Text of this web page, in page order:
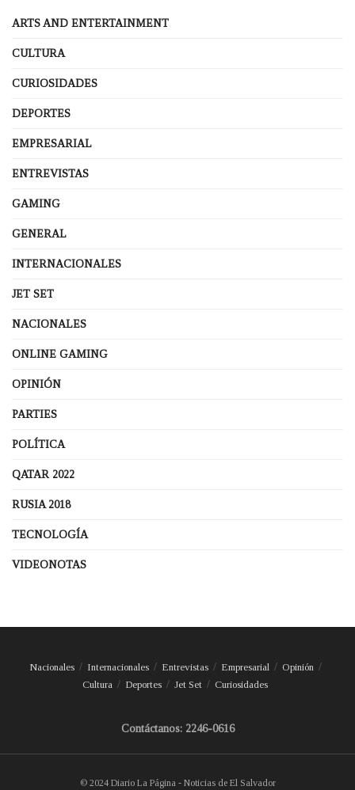
ARTS AND ENTERTAINMENT
CULTURA
CURIOSIDADES
DEPORTES
EMPRESARIAL
ENTREVISTAS
GAMING
GENERAL
INTERNACIONALES
JET SET
NACIONALES
ONLINE GAMING
OPINIÓN
PARTIES
POLÍTICA
QATAR 2022
RUSIA 2018
TECNOLOGÍA
VIDEONOTAS
Nacionales Internacionales Entrevistas Empresarial
Opinión
Cultura
Deportes Jet Set Curiosidades
Contáctanos: 2246-0616
© 2024 Diario La Página - Noticias de El Salvador